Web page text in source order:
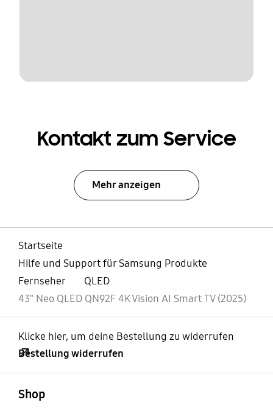
Kontakt zum Service
Mehr anzeigen
Startseite
Hilfe und Support für Samsung Produkte
Fernseher
QLED
43" Neo QLED QN92F 4K Vision AI Smart TV (2025)
Klicke hier, um deine Bestellung zu widerrufen
Bestellung widerrufen
Shop